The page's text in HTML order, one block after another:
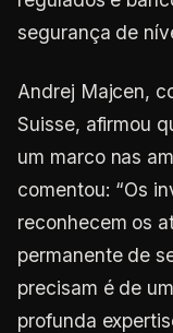
segurança de
Andrej Majcen,
Suisse, afirmou
um marco nas
comentou: “Os
reconhecem os
permanente de
precisam é de
profunda